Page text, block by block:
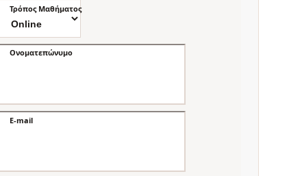
Τρόπος Μαθήματος
Ονοματεπώνυμο
E-mail